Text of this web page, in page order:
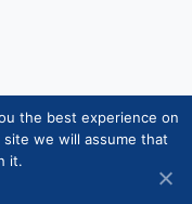
ry 2026 |
|Henkilötietojen
the best experience on
we will assume that
it.